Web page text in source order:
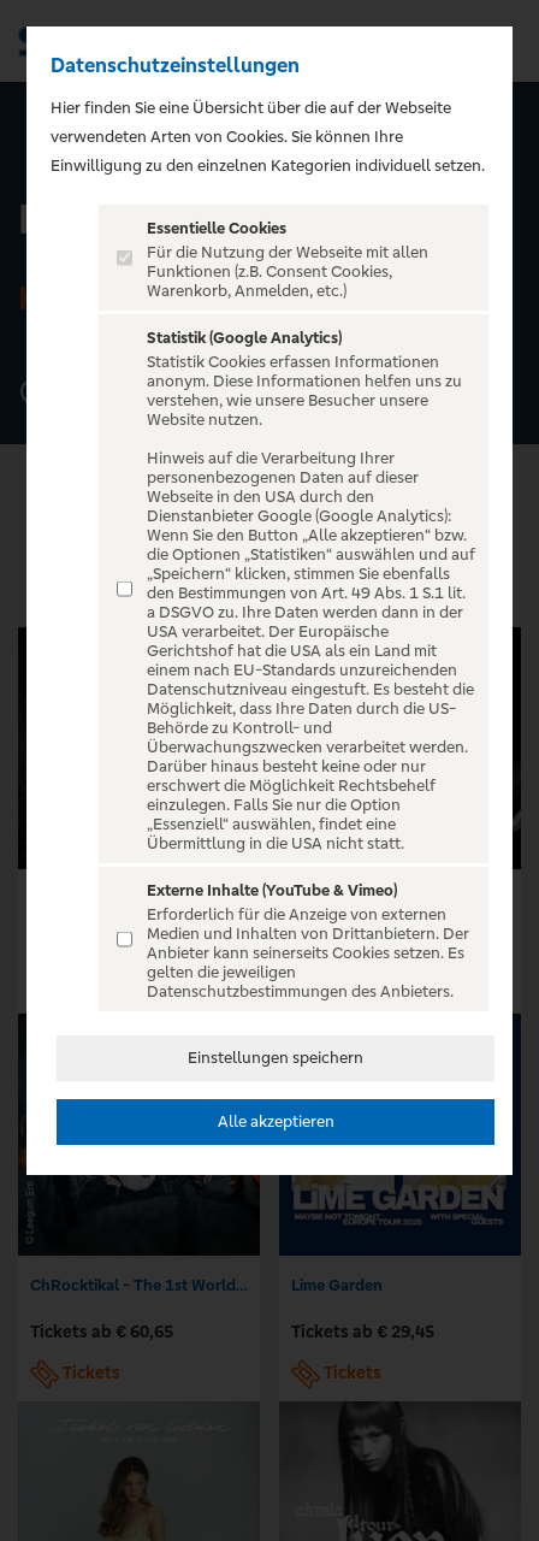
ZURÜCK ZUR STARTSEITE
LUXOR
KÖLN
Luxemburger Straße 40, 50674 Köln
VERANSTALTUNGEN
Kishi Bashi - Sonderlust Solo - 10th Anniversary Tour
Tickets ab € 32,90
Tickets ab € 38,04
Tickets
ChRocktikal - The 1st World Tour CRTK The Beginning
Tickets ab € 60,65
Tickets
Lime Garden
Tickets ab € 29,45
Tickets
Datenschutzeinstellungen
Hier finden Sie eine Übersicht über die auf der Webseite
verwendeten Arten von Cookies. Sie können Ihre
Einwilligung zu den einzelnen Kategorien individuell setzen.
Essentielle Cookies
Für die Nutzung der Webseite mit allen
Funktionen (z.B. Consent Cookies,
Warenkorb, Anmelden, etc.)
Statistik (Google Analytics)
Statistik Cookies erfassen Informationen
anonym. Diese Informationen helfen uns zu
verstehen, wie unsere Besucher unsere
Website nutzen.
Hinweis auf die Verarbeitung Ihrer
personenbezogenen Daten auf dieser
Webseite in den USA durch den
Dienstanbieter Google (Google Analytics):
Wenn Sie den Button „Alle akzeptieren“ bzw.
die Optionen „Statistiken“ auswählen und auf
„Speichern“ klicken, stimmen Sie ebenfalls
den Bestimmungen von Art. 49 Abs. 1 S.1 lit.
a DSGVO zu. Ihre Daten werden dann in der
USA verarbeitet. Der Europäische
Gerichtshof hat die USA als ein Land mit
einem nach EU-Standards unzureichenden
Datenschutzniveau eingestuft. Es besteht die
Möglichkeit, dass Ihre Daten durch die US-
Behörde zu Kontroll- und
Überwachungszwecken verarbeitet werden.
Darüber hinaus besteht keine oder nur
erschwert die Möglichkeit Rechtsbehelf
einzulegen. Falls Sie nur die Option
„Essenziell“ auswählen, findet eine
Übermittlung in die USA nicht statt.
Externe Inhalte (YouTube & Vimeo)
Erforderlich für die Anzeige von externen
Medien und Inhalten von Drittanbietern. Der
Anbieter kann seinerseits Cookies setzen. Es
gelten die jeweiligen
Datenschutzbestimmungen des Anbieters.
Einstellungen speichern
Alle akzeptieren